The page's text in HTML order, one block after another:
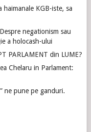
haimanale KGB-iste, sa
Despre negationism sau
a holocash-ului
PARLAMENT din LUME?
Chelaru in Parlament:
ne pune pe ganduri.